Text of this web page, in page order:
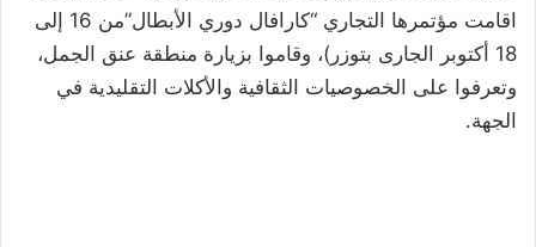
اقامت مؤتمرها التجاري “كارافال دوري الأبطال”من 16 إلى
18 أكتوبر الجارى بتوزر)، وقاموا بزيارة منطقة عنق الجمل،
وتعرفوا على الخصوصيات الثقافية والأكلات التقليدية في
الجهة.